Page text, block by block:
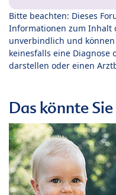
Bitte beachten: Dieses
Informationen zum Inhalt
unverbindlich und
keinesfalls eine Diagnose
darstellen oder einen
Das könnte